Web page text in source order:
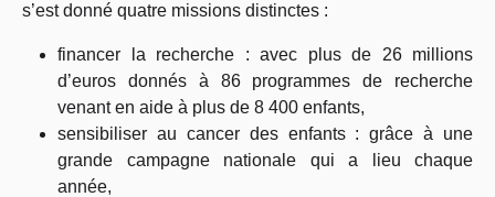
s’est donné quatre missions distinctes :
financer la recherche : avec plus de 26 millions
d’euros donnés à 86 programmes de recherche
venant en aide à plus de 8 400 enfants,
sensibiliser au cancer des enfants : grâce à une
grande campagne nationale qui a lieu chaque
année,